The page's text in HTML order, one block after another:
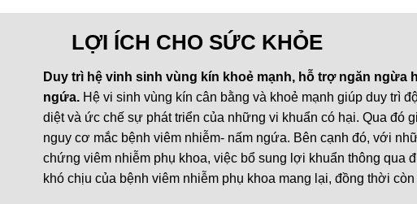
LỢI ÍCH CHO SỨC KHỎE
Duy trì hệ vinh sinh vùng kín khoẻ mạnh, hỗ trợ ngăn ngừa
ngứa. Hệ vi sinh vùng kín cân bằng và khoẻ mạnh giúp duy trì
diệt và ức chế sự phát triển của những vi khuẩn có hại. Qua đó
nguy cơ mắc bệnh viêm nhiễm- nấm ngứa. Bên cạnh đó, với
chứng viêm nhiễm phụ khoa, việc bổ sung lợi khuẩn thông qua
khó chịu của bệnh viêm nhiễm phụ khoa mang lại, đồng thời